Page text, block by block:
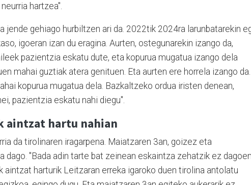
hartzea".
jende gehiago hurbiltzen ari da. 2022tik 2024ra larunbatarekin
igoeran izan du eragina. Aurten, ostegunarekin izango da,
pazientzia eskatu dute, eta kopurua mugatua izango dela
mahai guztiak atera genituen. Eta aurten ere horrela izango da.
kopurua mugatua dela. Bazkaltzeko ordua iristen denean,
pazientzia eskatu nahi diegu".
aintzat hartu nahian
da tirolinaren iragarpena. Maiatzaren 3an, goizez eta
dago. "Bada adin tarte bat zeinean eskaintza zehatzik ez
aintzat harturik Leitzaran erreka igaroko duen tirolina antolatu